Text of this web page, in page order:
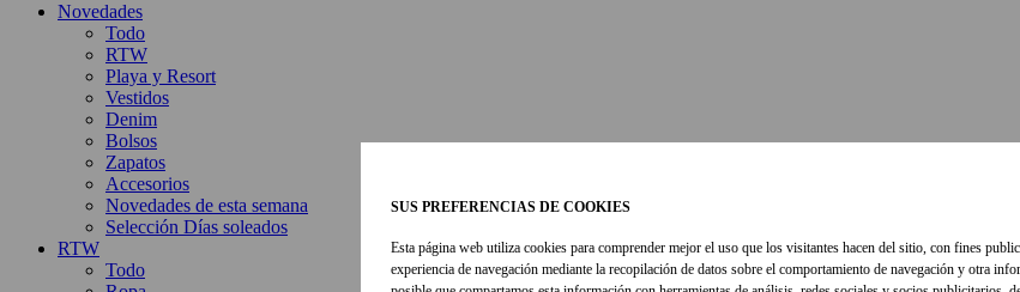
SUS PREFERENCIAS DE COOKIES
Esta página web utiliza cookies para comprender mejor el uso que los visitantes hacen del sitio, con fines
experiencia de navegación mediante la recopilación de datos sobre el comportamiento de navegación y otra
Novedades
Todo
RTW
Playa y Resort
Vestidos
Denim
Bolsos
Zapatos
Accesorios
Novedades de esta semana
Selección Días soleados
RTW
Todo